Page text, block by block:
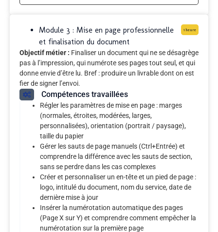
1 heure
Module 3 : Mise en page professionnelle
et finalisation du document
Objectif métier : Finaliser un document qui ne se désagrège
pas à l’impression, qui numérote ses pages tout seul, et qui
donne envie d’être lu. Bref : produire un livrable dont on est
fier de signer l’envoi.
Compétences travaillées
Régler les paramètres de mise en page : marges
(normales, étroites, modérées, larges,
personnalisées), orientation (portrait / paysage),
taille du papier
Gérer les sauts de page manuels (Ctrl+Entrée) et
comprendre la différence avec les sauts de section,
sans se perdre dans les cas complexes
Créer et personnaliser un en-tête et un pied de page :
logo, intitulé du document, nom du service, date de
dernière mise à jour
Insérer la numérotation automatique des pages
(Page X sur Y) et comprendre comment empêcher la
numérotation sur la première page